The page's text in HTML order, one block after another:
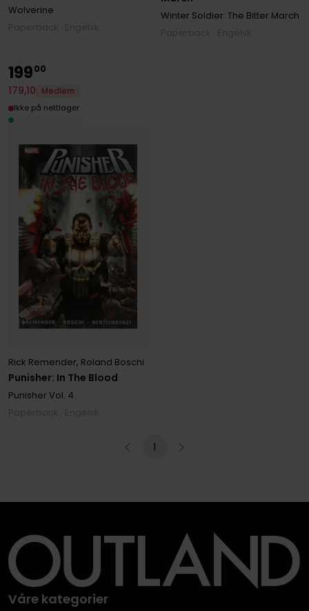
Wolverine
Winter Soldier: The Bitter March
Punisher: In The Blood
Rick Remender, Roland Boschi
Punisher Vol. 4
19900
179,10
Medlem
Ikke på nettlager
1
Våre kategorier